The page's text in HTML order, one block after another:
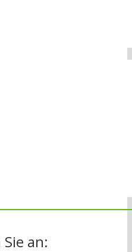
an: